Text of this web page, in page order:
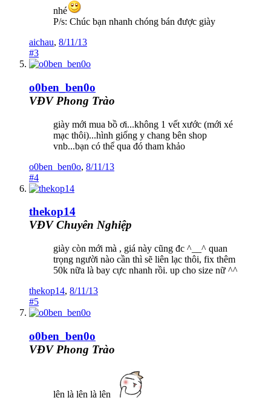
nhé
P/s: Chúc bạn nhanh chóng bán được giày
aichau, 8/11/13
#3
o0ben_ben0o
VĐV Phong Trào
giày mới mua bồ ơi...không 1 vết xước (mới xé
mạc thôi)...hình giống y chang bên shop
vnb...bạn có thể qua đó tham khảo
o0ben_ben0o, 8/11/13
#4
thekop14
VĐV Chuyên Nghiệp
giày còn mới mà , giá này cũng đc ^__^ quan
trọng người nào cần thì sẽ liên lạc thôi, fix thêm
50k nữa là bay cực nhanh rồi. up cho size nữ ^^
thekop14, 8/11/13
#5
o0ben_ben0o
VĐV Phong Trào
lên là lên là lên